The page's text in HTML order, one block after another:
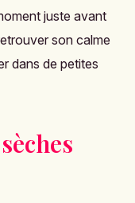
juste avant
son calme
dans de petites